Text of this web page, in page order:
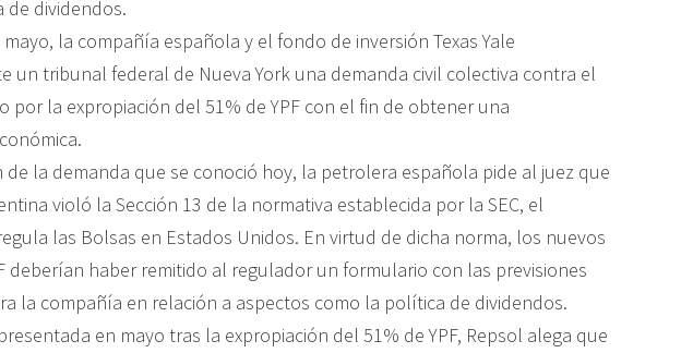
de dividendos.
la compañía española y el fondo de inversión Texas Yale
un tribunal federal de Nueva York una demanda civil colectiva contra el
por la expropiación del 51% de YPF con el fin de obtener una
de la demanda que se conoció hoy, la petrolera española pide al juez que
violó la Sección 13 de la normativa establecida por la SEC, el
las Bolsas en Estados Unidos. En virtud de dicha norma, los nuevos
deberían haber remitido al regulador un formulario con las previsiones
la compañía en relación a aspectos como la política de dividendos.
en mayo tras la expropiación del 51% de YPF, Repsol alega que